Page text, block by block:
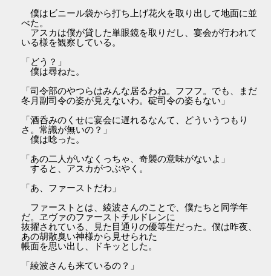
僕はビニール袋から打ち上げ花火を取り出して地面に並
べた。
アスカは僕が貸した単眼鏡を取りだし、宴会が行われて
いる様を観察している。
「どう？」
僕は尋ねた。
「司令部のやつらはみんな居るわね。フフフ。でも、まだ
冬月副司令の姿が見えないわ。碇司令の姿もない」
「酒呑みのくせに宴会に遅れるなんて、どういうつもり
さ。常識が無いの？」
僕は唸った。
「あの二人がいなくっちゃ、奇襲の意味がないよ」
すると、アスカがつぶやく。
「あ、ファーストだわ」
ファーストとは、綾波さんのことで、僕たちと同学年
だ。ヱヴァのファーストチルドレンに
抜擢されている、見た目通りの優等生だった。僕は昨夜、
あの胡散臭い神様から見せられた
帳面を思い出し、ドキッとした。
「綾波さんも来ているの？」